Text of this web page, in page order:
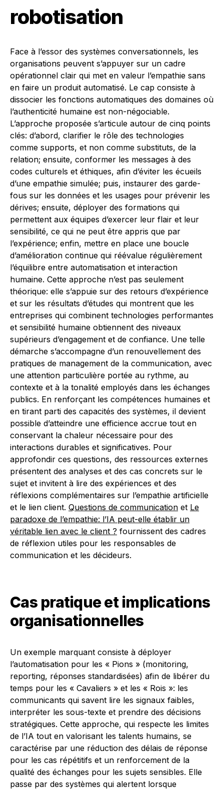
robotisation
Face à l’essor des systèmes conversationnels, les
organisations peuvent s’appuyer sur un cadre
opérationnel clair qui met en valeur l’empathie sans
en faire un produit automatisé. Le cap consiste à
dissocier les fonctions automatiques des domaines où
l’authenticité humaine est non-négociable.
L’approche proposée s’articule autour de cinq points
clés: d’abord, clarifier le rôle des technologies
comme supports, et non comme substituts, de la
relation; ensuite, conformer les messages à des
codes culturels et éthiques, afin d’éviter les écueils
d’une empathie simulée; puis, instaurer des garde-
fous sur les données et les usages pour prévenir les
dérives; ensuite, déployer des formations qui
permettent aux équipes d’exercer leur flair et leur
sensibilité, ce qui ne peut être appris que par
l’expérience; enfin, mettre en place une boucle
d’amélioration continue qui réévalue régulièrement
l’équilibre entre automatisation et interaction
humaine. Cette approche n’est pas seulement
théorique: elle s’appuie sur des retours d’expérience
et sur les résultats d’études qui montrent que les
entreprises qui combinent technologies performantes
et sensibilité humaine obtiennent des niveaux
supérieurs d’engagement et de confiance. Une telle
démarche s’accompagne d’un renouvellement des
pratiques de management de la communication, avec
une attention particulière portée au rythme, au
contexte et à la tonalité employés dans les échanges
publics. En renforçant les compétences humaines et
en tirant parti des capacités des systèmes, il devient
possible d’atteindre une efficience accrue tout en
conservant la chaleur nécessaire pour des
interactions durables et significatives. Pour
approfondir ces questions, des ressources externes
présentent des analyses et des cas concrets sur le
sujet et invitent à lire des expériences et des
réflexions complémentaires sur l’empathie artificielle
et le lien client. Questions de communication et Le
paradoxe de l’empathie: l’IA peut-elle établir un
véritable lien avec le client ? fournissent des cadres
de réflexion utiles pour les responsables de
communication et les décideurs.
Cas pratique et implications
organisationnelles
Un exemple marquant consiste à déployer
l’automatisation pour les « Pions » (monitoring,
reporting, réponses standardisées) afin de libérer du
temps pour les « Cavaliers » et les « Rois »: les
communicants qui savent lire les signaux faibles,
interpréter les sous-texte et prendre des décisions
stratégiques. Cette approche, qui respecte les limites
de l’IA tout en valorisant les talents humains, se
caractérise par une réduction des délais de réponse
pour les cas répétitifs et un renforcement de la
qualité des échanges pour les sujets sensibles. Elle
passe par des systèmes qui alertent lorsque